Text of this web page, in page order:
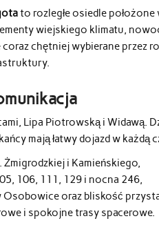
to rozległe osiedle położone
wiejskiego klimatu,
chętniej wybierane przez
Lipa Piotrowską i Widawą.
mają łatwy dojazd w każdą
i Kamieńskiego,
106, 111, 129 i nocna 246,
Osobowice oraz bliskość
i spokojne trasy spacerowe.